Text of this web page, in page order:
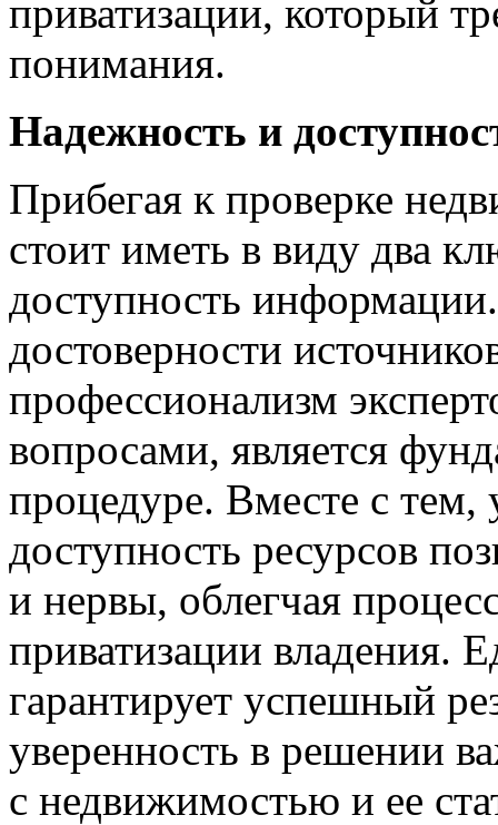
приватизации, который
понимания.
Надежность и
Прибегая к проверке
стоит иметь в виду два
доступность
достоверности
профессионализм
вопросами, является
процедуре. Вместе с тем,
доступность ресурсов
и нервы, облегчая
приватизации владения.
гарантирует успешный
уверенность в решении
с недвижимостью и ее